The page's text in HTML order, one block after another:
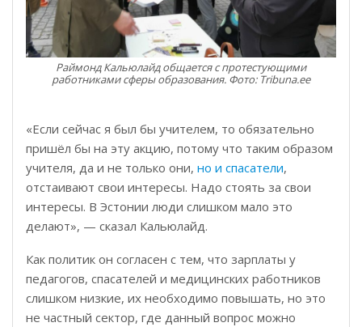
Раймонд Кальюлайд общается с протестующими
работниками сферы образования. Фото: Tribuna.ee
«Если сейчас я был бы учителем, то обязательно
пришёл бы на эту акцию, потому что таким образом
учителя, да и не только они, но и спасатели,
отстаивают свои интересы. Надо стоять за свои
интересы. В Эстонии люди слишком мало это
делают», — сказал Кальюлайд.
Как политик он согласен с тем, что зарплаты у
педагогов, спасателей и медицинских работников
слишком низкие, их необходимо повышать, но это
не частный сектор, где данный вопрос можно